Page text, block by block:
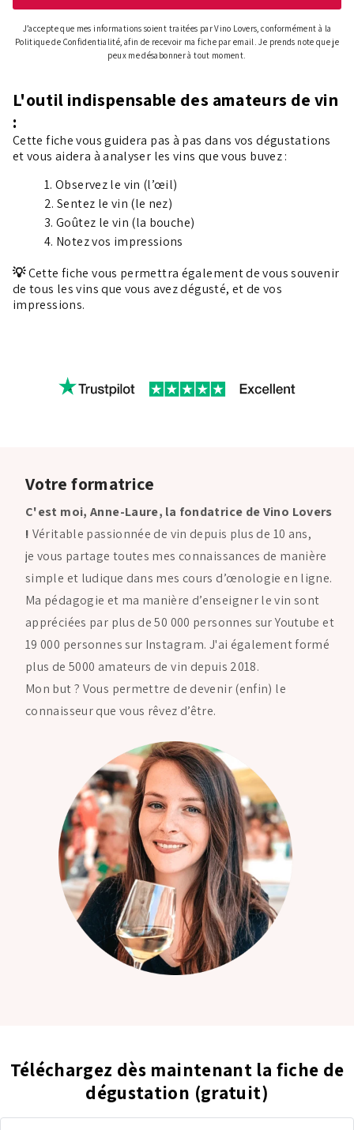
J’accepte que mes informations soient traitées par Vino Lovers, conformément à la
Politique de Confidentialité, afin de recevoir ma fiche par email. Je prends note que je
peux me désabonner à tout moment.
L'outil indispensable des amateurs de vin
:
Cette fiche vous guidera pas à pas dans vos dégustations
et vous aidera à analyser les vins que vous buvez :
Observez le vin (l’œil)
Sentez le vin (le nez)
Goûtez le vin (la bouche)
Notez vos impressions
💡Cette fiche vous permettra également de vous souvenir
de tous les vins que vous avez dégusté, et de vos
impressions.
Votre formatrice
C'est moi, Anne-Laure, la fondatrice de Vino Lovers
! Véritable passionnée de vin depuis plus de 10 ans,
je vous partage toutes mes connaissances de manière
simple et ludique dans mes cours d’œnologie en ligne.
Ma pédagogie et ma manière d’enseigner le vin sont
appréciées par plus de 50 000 personnes sur Youtube et
19 000 personnes sur Instagram. J'ai également formé
plus de 5000 amateurs de vin depuis 2018.
Mon but ? Vous permettre de devenir (enfin) le
connaisseur que vous rêvez d’être.
Téléchargez dès maintenant la fiche de
dégustation (gratuit)